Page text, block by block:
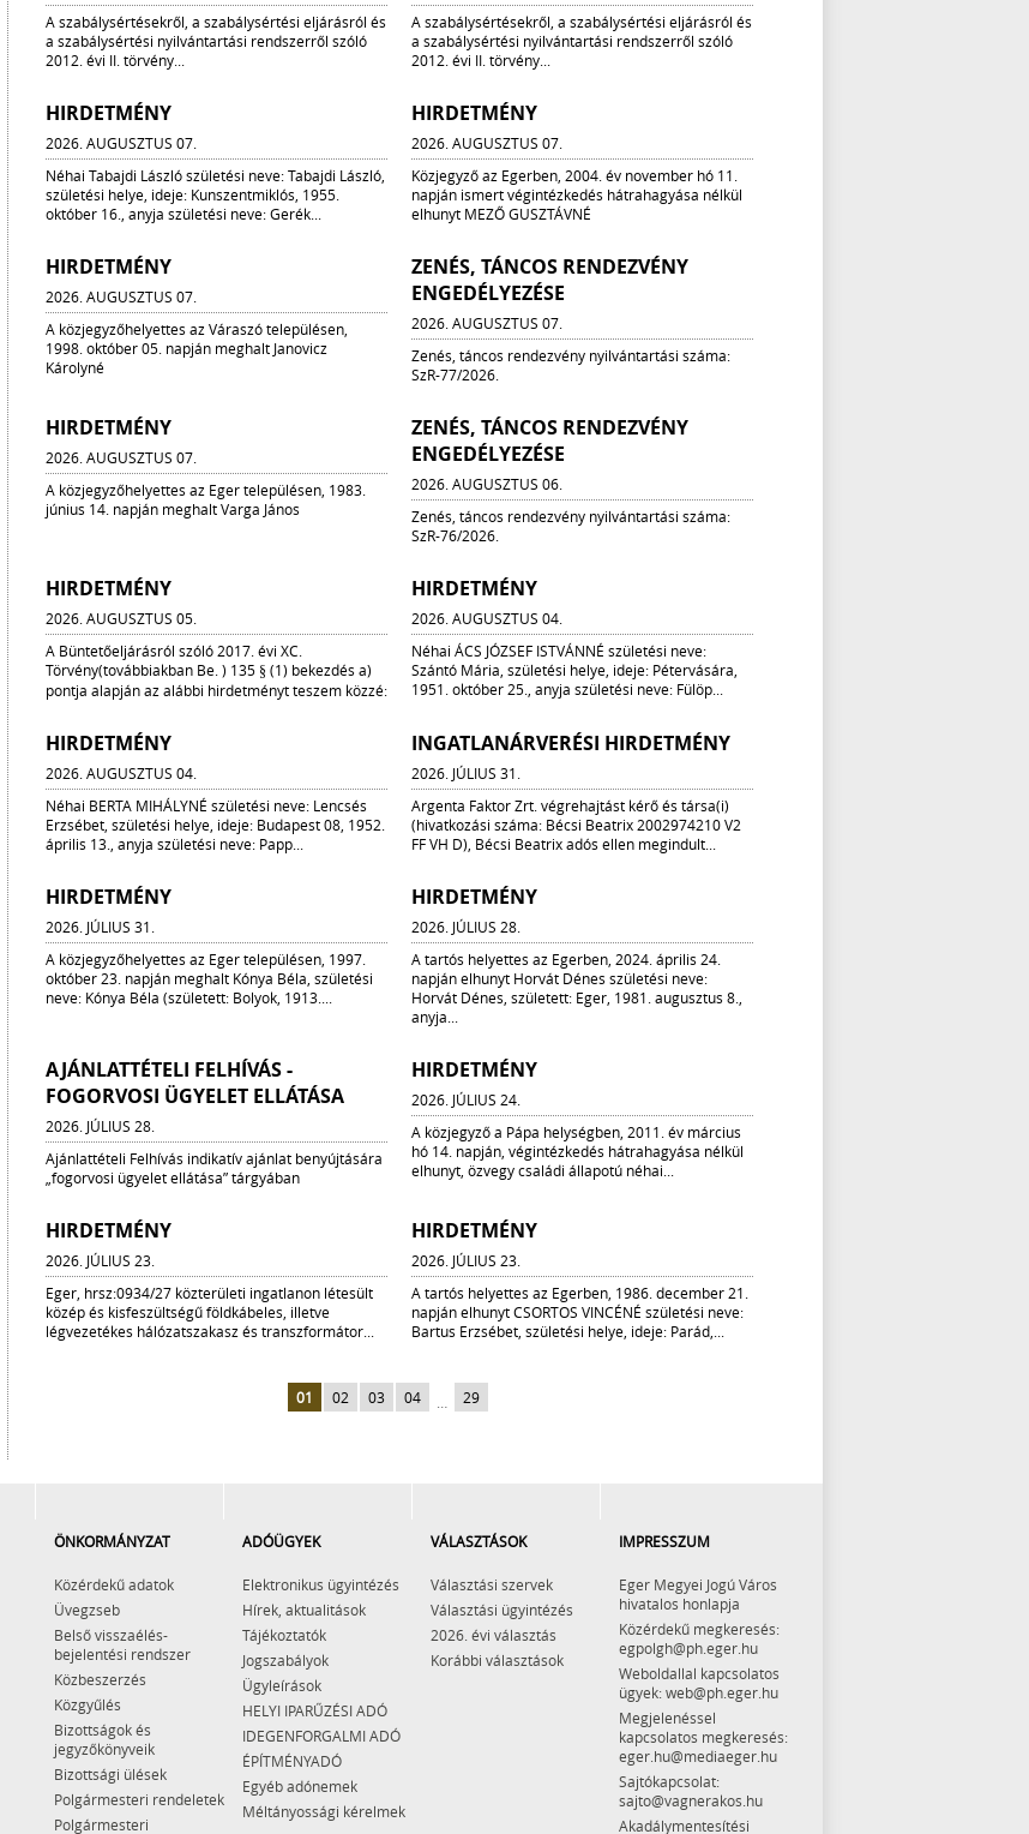
A szabálysértésekről, a szabálysértési eljárásról és
a szabálysértési nyilvántartási rendszerről szóló
2012. évi II. törvény...
A szabálysértésekről, a szabálysértési eljárásról és
a szabálysértési nyilvántartási rendszerről szóló
2012. évi II. törvény...
HIRDETMÉNY
2026. AUGUSZTUS 07.
Néhai Tabajdi László születési neve: Tabajdi László,
születési helye, ideje: Kunszentmiklós, 1955.
október 16., anyja születési neve: Gerék...
HIRDETMÉNY
2026. AUGUSZTUS 07.
Közjegyző az Egerben, 2004. év november hó 11.
napján ismert végintézkedés hátrahagyása nélkül
elhunyt MEZŐ GUSZTÁVNÉ
HIRDETMÉNY
2026. AUGUSZTUS 07.
A közjegyzőhelyettes az Váraszó településen,
1998. október 05. napján meghalt Janovicz
Károlyné
ZENÉS, TÁNCOS RENDEZVÉNY
ENGEDÉLYEZÉSE
2026. AUGUSZTUS 07.
Zenés, táncos rendezvény nyilvántartási száma:
SzR-77/2026.
HIRDETMÉNY
2026. AUGUSZTUS 07.
A közjegyzőhelyettes az Eger településen, 1983.
június 14. napján meghalt Varga János
ZENÉS, TÁNCOS RENDEZVÉNY
ENGEDÉLYEZÉSE
2026. AUGUSZTUS 06.
Zenés, táncos rendezvény nyilvántartási száma:
SzR-76/2026.
HIRDETMÉNY
2026. AUGUSZTUS 05.
A Büntetőeljárásról szóló 2017. évi XC.
Törvény(továbbiakban Be. ) 135 § (1) bekezdés a)
pontja alapján az alábbi hirdetményt teszem közzé:
HIRDETMÉNY
2026. AUGUSZTUS 04.
Néhai ÁCS JÓZSEF ISTVÁNNÉ születési neve:
Szántó Mária, születési helye, ideje: Pétervására,
1951. október 25., anyja születési neve: Fülöp...
HIRDETMÉNY
2026. AUGUSZTUS 04.
Néhai BERTA MIHÁLYNÉ születési neve: Lencsés
Erzsébet, születési helye, ideje: Budapest 08, 1952.
április 13., anyja születési neve: Papp...
INGATLANÁRVERÉSI HIRDETMÉNY
2026. JÚLIUS 31.
Argenta Faktor Zrt. végrehajtást kérő és társa(i)
(hivatkozási száma: Bécsi Beatrix 2002974210 V2
FF VH D), Bécsi Beatrix adós ellen megindult...
HIRDETMÉNY
2026. JÚLIUS 31.
A közjegyzőhelyettes az Eger településen, 1997.
október 23. napján meghalt Kónya Béla, születési
neve: Kónya Béla (született: Bolyok, 1913....
HIRDETMÉNY
2026. JÚLIUS 28.
A tartós helyettes az Egerben, 2024. április 24.
napján elhunyt Horvát Dénes születési neve:
Horvát Dénes, született: Eger, 1981. augusztus 8.,
anyja...
AJÁNLATTÉTELI FELHÍVÁS -
FOGORVOSI ÜGYELET ELLÁTÁSA
2026. JÚLIUS 28.
Ajánlattételi Felhívás indikatív ajánlat benyújtására
„fogorvosi ügyelet ellátása” tárgyában
HIRDETMÉNY
2026. JÚLIUS 24.
A közjegyző a Pápa helységben, 2011. év március
hó 14. napján, végintézkedés hátrahagyása nélkül
elhunyt, özvegy családi állapotú néhai...
HIRDETMÉNY
2026. JÚLIUS 23.
Eger, hrsz:0934/27 közterületi ingatlanon létesült
közép és kisfeszültségű földkábeles, illetve
légvezetékes hálózatszakasz és transzformátor...
HIRDETMÉNY
2026. JÚLIUS 23.
A tartós helyettes az Egerben, 1986. december 21.
napján elhunyt CSORTOS VINCÉNÉ születési neve:
Bartus Erzsébet, születési helye, ideje: Parád,...
01 02 03 04 29
ÖNKORMÁNYZAT
Közérdekű adatok
Üvegzseb
Belső visszaélés-
bejelentési rendszer
Közbeszerzés
Közgyűlés
Bizottságok és
jegyzőkönyveik
Bizottsági ülések
Polgármesteri rendeletek
Polgármesteri
ADÓÜGYEK
Elektronikus ügyintézés
Hírek, aktualitások
Tájékoztatók
Jogszabályok
Ügyleírások
HELYI IPARŰZÉSI ADÓ
IDEGENFORGALMI ADÓ
ÉPÍTMÉNYADÓ
Egyéb adónemek
Méltányossági kérelmek
VÁLASZTÁSOK
Választási szervek
Választási ügyintézés
2026. évi választás
Korábbi választások
IMPRESSZUM
Eger Megyei Jogú Város
hivatalos honlapja
Közérdekű megkeresés:
egpolgh@ph.eger.hu
Weboldallal kapcsolatos
ügyek: web@ph.eger.hu
Megjelenéssel
kapcsolatos megkeresés:
eger.hu@mediaeger.hu
Sajtókapcsolat:
sajto@vagnerakos.hu
Akadálymentesítési